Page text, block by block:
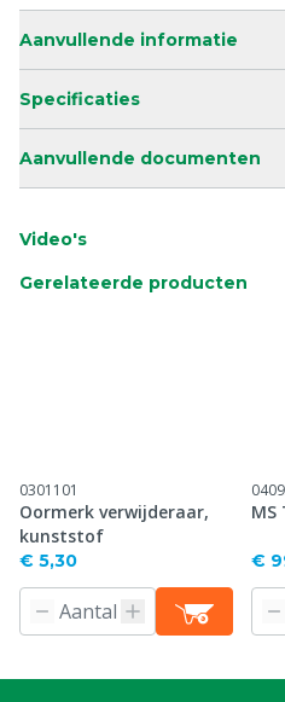
Aanvullende informatie
Specificaties
Aanvullende documenten
Video's
Gerelateerde producten
0301101
Oormerk verwijderaar,
kunststof
€ 5,30 €